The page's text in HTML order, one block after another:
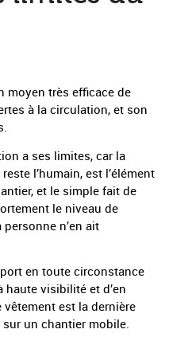
moyen très efficace de
à la circulation, et son
a ses limites, car la
l’humain, est l’élément
et le simple fait de
le niveau de
n’en ait
en toute circonstance
haute visibilité et d’en
vêtement est la dernière
un chantier mobile.